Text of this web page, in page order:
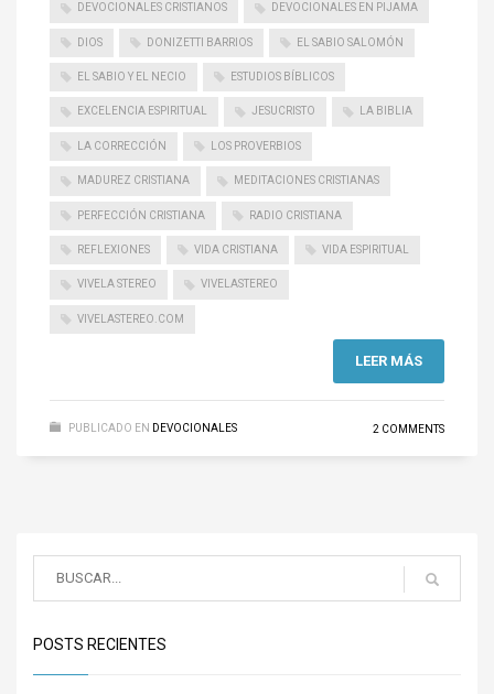
DEVOCIONALES CRISTIANOS DEVOCIONALES EN PIJAMA
DIOS DONIZETTI BARRIOS EL SABIO SALOMÓN
EL SABIO Y EL NECIO ESTUDIOS BÍBLICOS
EXCELENCIA ESPIRITUAL JESUCRISTO LA BIBLIA
LA CORRECCIÓN LOS PROVERBIOS
MADUREZ CRISTIANA MEDITACIONES CRISTIANAS
PERFECCIÓN CRISTIANA RADIO CRISTIANA
REFLEXIONES VIDA CRISTIANA VIDA ESPIRITUAL
VIVELA STEREO VIVELASTEREO
VIVELASTEREO.COM
LEER MÁS
PUBLICADO EN DEVOCIONALES 2 COMMENTS
POSTS RECIENTES